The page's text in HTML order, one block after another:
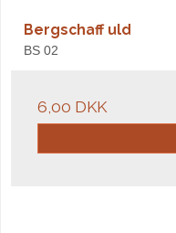
Bergschaff uld
BS 02
6,00 DKK